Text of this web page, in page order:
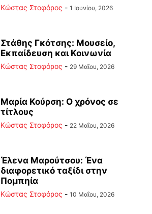
Κώστας Στοφόρος - 1 Ιουνίου, 2026
Στάθης Γκότσης: Μουσείο,
Εκπαίδευση και Κοινωνία
Κώστας Στοφόρος - 29 Μαΐου, 2026
Μαρία Κούρση: Ο χρόνος σε
τίτλους
Κώστας Στοφόρος - 22 Μαΐου, 2026
Έλενα Μαρούτσου: Ένα
διαφορετικό ταξίδι στην
Πομπηία
Κώστας Στοφόρος - 10 Μαΐου, 2026